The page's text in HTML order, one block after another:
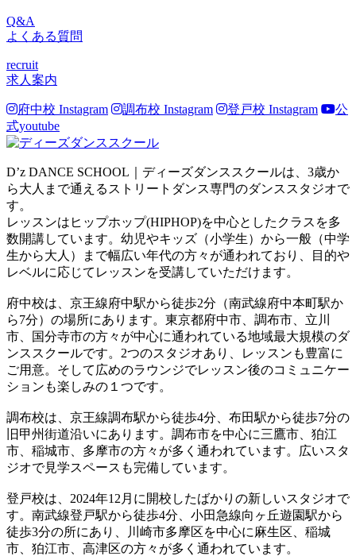
Q&A
よくある質問
recruit
求人案内
府中校 Instagram 調布校 Instagram 登戸校 Instagram
公
式youtube
D’z DANCE SCHOOL｜ディーズダンススクールは、3歳か
ら大人まで通えるストリートダンス専門のダンススタジオで
す。
レッスンはヒップホップ(HIPHOP)を中心としたクラスを多
数開講しています。幼児やキッズ（小学生）から一般（中学
生から大人）まで幅広い年代の方々が通われており、目的や
レベルに応じてレッスンを受講していただけます。
府中校は、京王線府中駅から徒歩2分（南武線府中本町駅か
ら7分）の場所にあります。東京都府中市、調布市、立川
市、国分寺市の方々が中心に通われている地域最大規模のダ
ンススクールです。2つのスタジオあり、レッスンも豊富に
ご用意。そして広めのラウンジでレッスン後のコミュニケー
ションも楽しみの１つです。
調布校は、京王線調布駅から徒歩4分、布田駅から徒歩7分の
旧甲州街道沿いにあります。調布市を中心に三鷹市、狛江
市、稲城市、多摩市の方々が多く通われています。広いスタ
ジオで見学スペースも完備しています。
登戸校は、2024年12月に開校したばかりの新しいスタジオで
す。南武線登戸駅から徒歩4分、小田急線向ヶ丘遊園駅から
徒歩3分の所にあり、川崎市多摩区を中心に麻生区、稲城
市、狛江市、高津区の方々が多く通われています。